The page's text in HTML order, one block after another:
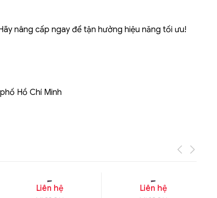
nâng cấp ngay để tận hưởng hiệu năng tối ưu!
Hồ Chí Minh
Liên hệ Liên hệ